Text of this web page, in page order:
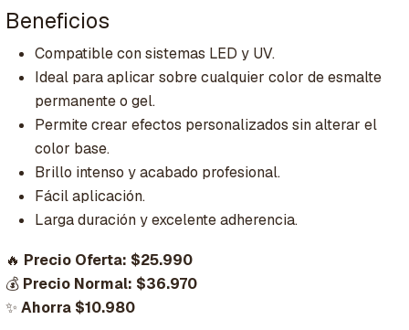
Beneficios
Compatible con sistemas LED y UV.
Ideal para aplicar sobre cualquier color de esmalte
permanente o gel.
Permite crear efectos personalizados sin alterar el
color base.
Brillo intenso y acabado profesional.
Fácil aplicación.
Larga duración y excelente adherencia.
🔥 Precio Oferta: $25.990
💰 Precio Normal: $36.970
✨ Ahorra $10.980